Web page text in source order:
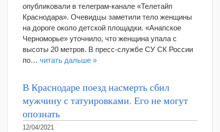
опубликовали в телеграм-канале «Телетайп
Краснодара». Очевидцы заметили тело женщины
на дороге около детской площадки. «Анапское
Черноморье» уточнило, что женщина упала с
высоты 20 метров. В пресс-службе СУ СК России
по… читать дальше »
В Краснодаре поезд насмерть сбил
мужчину с татуировками. Его не могут
опознать
12/04/2021